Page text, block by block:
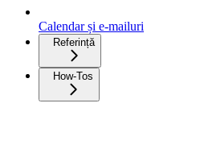
Calendar și e-mailuri
Referință
How-Tos